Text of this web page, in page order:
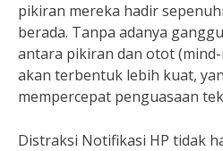
pikiran mereka hadir
berada. Tanpa adanya
antara pikiran dan otot
akan terbentuk lebih kuat,
mempercepat penguasaan
Distraksi Notifikasi HP tidak